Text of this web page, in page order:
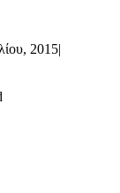
2015|